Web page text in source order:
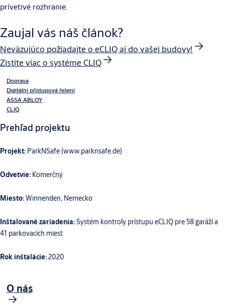
prívetivé rozhranie.
Zaujal vás náš článok?
Neväzujúco požiadajte o eCLIQ aj do vašej budovy!
Zistite viac o systéme CLIQ
Doprava
Digitální přístupová řešení
ASSA ABLOY
CLIQ
Prehľad projektu
Projekt: ParkNSafe (www.parknsafe.de)
Odvetvie: Komerčný
Miesto:Winnenden, Nemecko
Inštalované zariadenia:Systém kontroly prístupu eCLIQ pre 58 garáží a
41 parkovacích miest
Rok inštalácie:2020
O nás